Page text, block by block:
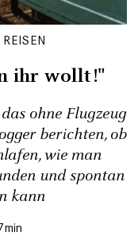
ihr wollt!"
ohne Flugzeug
berichten, ob
wie man
und spontan
kann